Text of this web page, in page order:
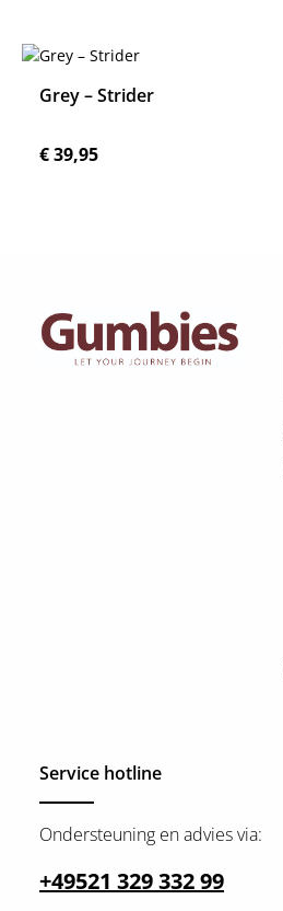
Grey – Strider
Normale prijs:
€ 39,95
Service hotline
Ondersteuning en advies via:
+49521 329 332 99